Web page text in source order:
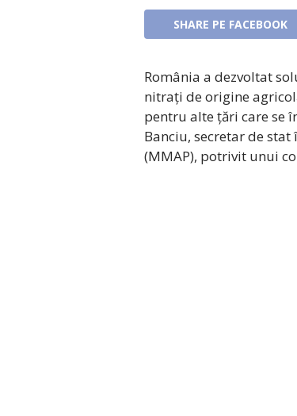
SHARE PE FACEBOOK
România a dezvoltat
nitrați de origine
pentru alte țări care se
Banciu, secretar de
(MMAP), potrivit unui